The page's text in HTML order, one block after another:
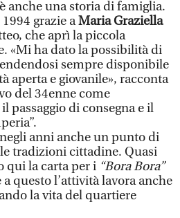
anche una storia di famiglia.
grazie aMaria Graziella
che aprì la piccola
«Mi ha dato la possibilità di
sempre disponibile
aperta e giovanile», racconta
del 34enne come
passaggio di consegna e il
anni anche un punto di
tradizioni cittadine. Quasi
qui la carta per i “Bora Bora”
questo l’attività lavora anche
la vita del quartiere